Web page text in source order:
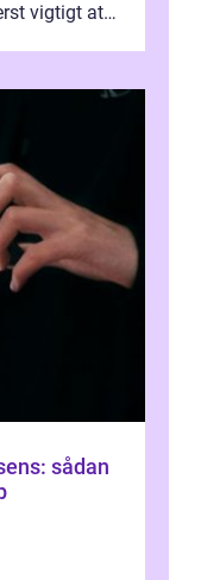
vigtigt at
sådan